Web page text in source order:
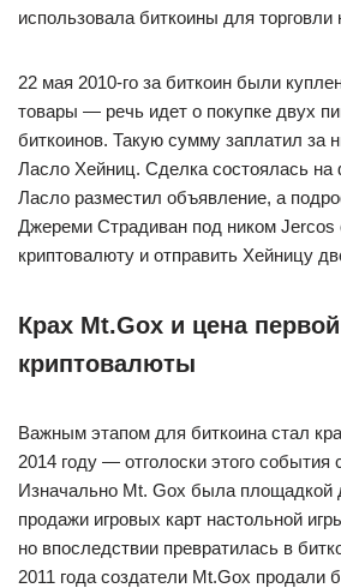
использовала биткоины для
22 мая 2010-го за биткоин были
товары — речь идет о покупке двух
биткоинов. Такую сумму заплатил за
Ласло Хейниц. Сделка состоялась
Ласло разместил объявление, а
Джереми Страдиван под ником Jercos
криптовалюту и отправить Хейницу
Крах Mt.Gox и цена первой
криптовалюты
Важным этапом для биткоина стал
2014 году — отголоски этого
Изначально Mt. Gox была площадкой
продажи игровых карт настольной
но впоследствии превратилась в
2011 года создатели Mt.Gox продали